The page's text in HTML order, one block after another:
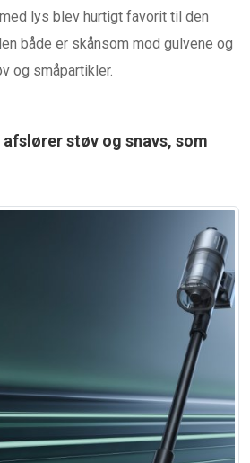
lys blev hurtigt favorit til den
både er skånsom mod gulvene og
og småpartikler.
støv og snavs, som